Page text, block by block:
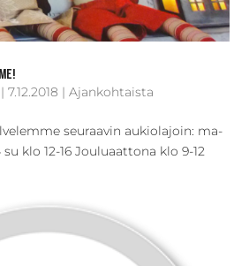
|7.12.2018 |Ajankohtaista
seuraavin aukiolajoin: ma-
su klo 12-16 Jouluaattona klo 9-12